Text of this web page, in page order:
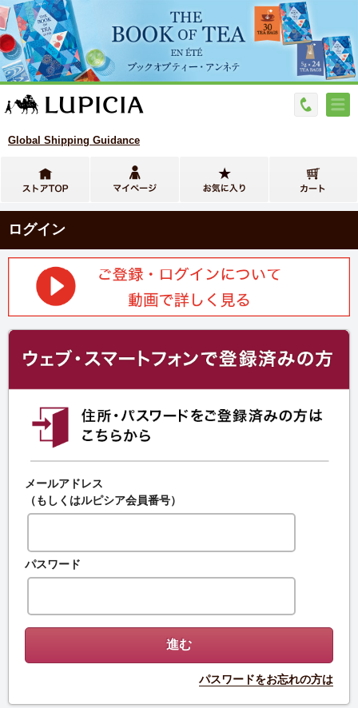
Global Shipping Guidance
ログイン
メールアドレス
（もしくはルピシア会員番号）
パスワード
パスワードをお忘れの方は